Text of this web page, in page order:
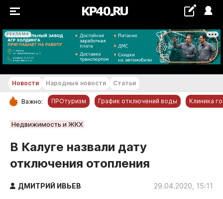
РЕКЛАМА
+21...+22 °С
РУБРИКИ
Новости компаний
Статьи
Народные новости
Новости Народные новости Статьи
Важно: ПРОтуризм График отключений воды Клиника
Недвижимость и ЖКХ
В Калуге назвали дату
отключения отопления
ДМИТРИЙ ИВЬЕВ 29.04.2020, 15:11